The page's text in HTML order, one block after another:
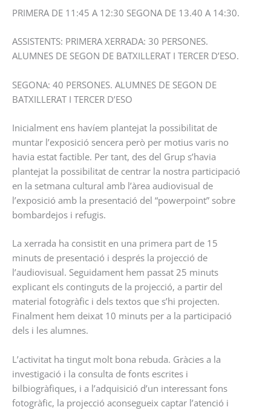
PRIMERA DE 11:45 A 12:30 SEGONA DE 13.40 A 14:30.
ASSISTENTS: PRIMERA XERRADA: 30 PERSONES.
ALUMNES DE SEGON DE BATXILLERAT I TERCER D’ESO.
SEGONA: 40 PERSONES. ALUMNES DE SEGON DE
BATXILLERAT I TERCER D’ESO
Inicialment ens havíem plantejat la possibilitat de
muntar l’exposició sencera però per motius varis no
havia estat factible. Per tant, des del Grup s’havia
plantejat la possibilitat de centrar la nostra participació
en la setmana cultural amb l’àrea audiovisual de
l’exposició amb la presentació del “powerpoint” sobre
bombardejos i refugis.
La xerrada ha consistit en una primera part de 15
minuts de presentació i després la projecció de
l’audiovisual. Seguidament hem passat 25 minuts
explicant els continguts de la projecció, a partir del
material fotogràfic i dels textos que s’hi projecten.
Finalment hem deixat 10 minuts per a la participació
dels i les alumnes.
L’activitat ha tingut molt bona rebuda. Gràcies a la
investigació i la consulta de fonts escrites i
bilbiogràfiques, i a l’adquisició d’un interessant fons
fotogràfic, la projecció aconsegueix captar l’atenció i